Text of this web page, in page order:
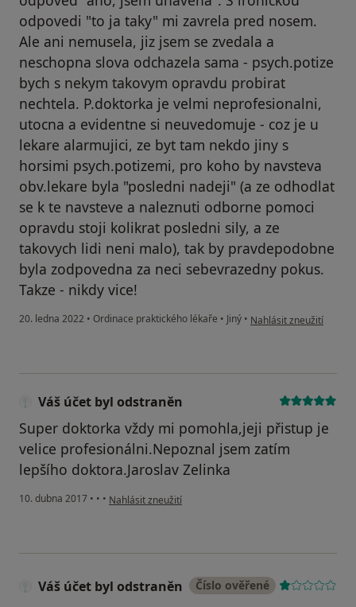
odpovedi "to ja taky" mi zavrela pred nosem.
Ale ani nemusela, jiz jsem se zvedala a
neschopna slova odchazela sama - psych.potize
bych s nekym takovym opravdu probirat
nechtela. P.doktorka je velmi neprofesionalni,
utocna a evidentne si neuvedomuje - coz je u
lekare alarmujici, ze byt tam nekdo jiny s
horsimi psych.potizemi, pro koho by navsteva
obv.lekare byla "posledni nadeji" (a ze odhodlat
se k te navsteve a naleznuti odborne pomoci
opravdu stoji kolikrat posledni sily, a ze
takovych lidi neni malo), tak by pravdepodobne
byla zodpovedna za neci sebevrazedny pokus.
Takze - nikdy vice!
20. ledna 2022 • Ordinace praktického lékaře • Jiný • podle názoru uživatele
Nahlásit zneužití
Váš účet byl odstraněn
Super doktorka vždy mi pomohla,jeji přistup je
velice profesionálni.Nepoznal jsem zatím
lepšího doktora.Jaroslav Zelinka
10. dubna 2017 • • • podle názoru uživatele Váš účet byl odstraněn
Nahlásit zneužití
Váš účet byl odstraněn Číslo ověřené